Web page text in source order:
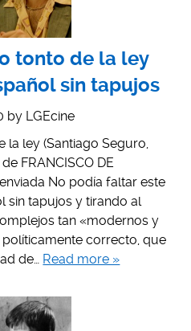
tonto de la ley
sin tapujos
by LGEcine
la ley (Santiago Seguro,
FRANCISCO DE
No podía faltar este
sin tapujos y tirando al
tan «modernos y
correcto, que
de… Read more »